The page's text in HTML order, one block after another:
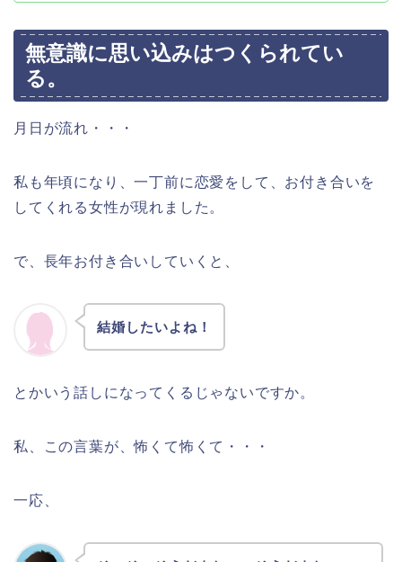
無意識に思い込みはつくられてい
る。
月日が流れ・・・
私も年頃になり、一丁前に恋愛をして、お付き合いを
してくれる女性が現れました。
で、長年お付き合いしていくと、
結婚したいよね！
とかいう話しになってくるじゃないですか。
私、この言葉が、怖くて怖くて・・・
一応、